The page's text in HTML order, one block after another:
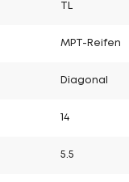
MPT-Reifen
Diagonal
14
5.5